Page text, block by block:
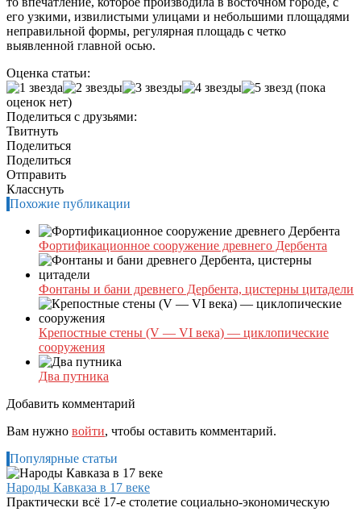
его узкими, извилистыми улицами и небольшими площадями
неправильной формы, регулярная площадь с четко
выявленной главной осью.
Оценка статьи:
(пока
оценок нет)
Поделиться с друзьями:
Твитнуть
Поделиться
Поделиться
Отправить
Класснуть
Похожие публикации
Фортификационное сооружение древнего Дербента
Фонтаны и бани древнего Дербента, цистерны цитадели
Крепостные стены (V — VI века) — циклопические
сооружения
Два путника
Добавить комментарий
Вам нужно войти, чтобы оставить комментарий.
Популярные статьи
Народы Кавказа в 17 веке
Практически всё 17-е столетие социально-экономическую